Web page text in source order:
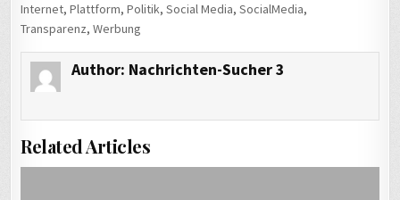
Internet,Plattform,Politik,Social Media,SocialMedia,
Transparenz,Werbung
Author: Nachrichten-Sucher 3
Related Articles